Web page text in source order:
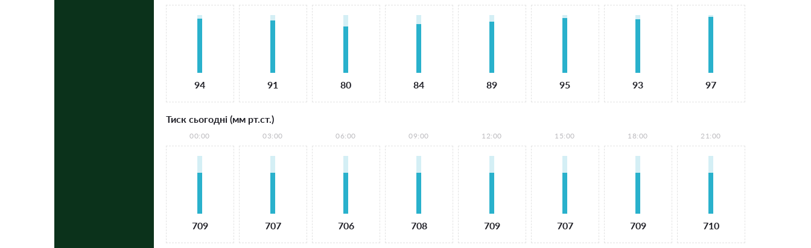
94 91 80 84 89 95 93 97
Тиск сьогодні (мм рт.ст.)
00:00
709
03:00
707
06:00
706
09:00
708
12:00
709
15:00
707
18:00
709
21:00
710